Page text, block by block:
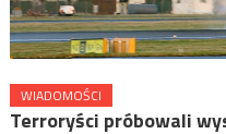
WIADOMOŚCI
Terroryści próbowali